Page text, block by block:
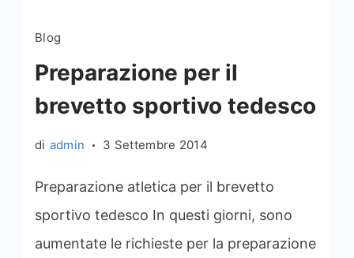
Blog
Preparazione per il
brevetto sportivo tedesco
di admin 3 Settembre 2014
Preparazione atletica per il brevetto
sportivo tedesco In questi giorni, sono
aumentate le richieste per la preparazione